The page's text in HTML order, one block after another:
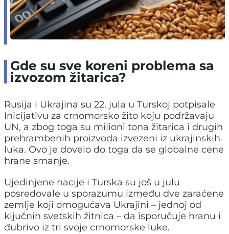
Gde su sve koreni problema sa
izvozom žitarica?
Rusija i Ukrajina su 22. jula u Turskoj potpisale
Inicijativu za crnomorsko žito koju podržavaju
UN, a zbog toga su milioni tona žitarica i drugih
prehrambenih proizvoda izvezeni iz ukrajinskih
luka. Ovo je dovelo do toga da se globalne cene
hrane smanje.
Ujedinjene nacije i Turska su još u julu
posredovale u sporazumu između dve zaraćene
zemlje koji omogućava Ukrajini – jednoj od
ključnih svetskih žitnica – da isporučuje hranu i
đubrivo iz tri svoje crnomorske luke.